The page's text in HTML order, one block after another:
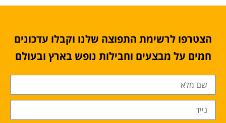
הצטרפו לרשימת התפוצה שלנו וקבלו עדכונים
חמים על מבצעים וחבילות נופש בארץ ובעולם